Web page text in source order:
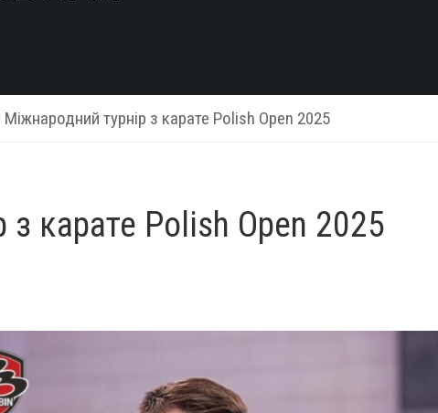
Міжнародний турнір з карате Polish Open 2025
карате Polish Open 2025